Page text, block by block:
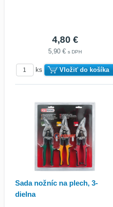
4,80 €
5,90 €s DPH
ks Vložiť do košíka
Sada nožníc na plech, 3-
dielna